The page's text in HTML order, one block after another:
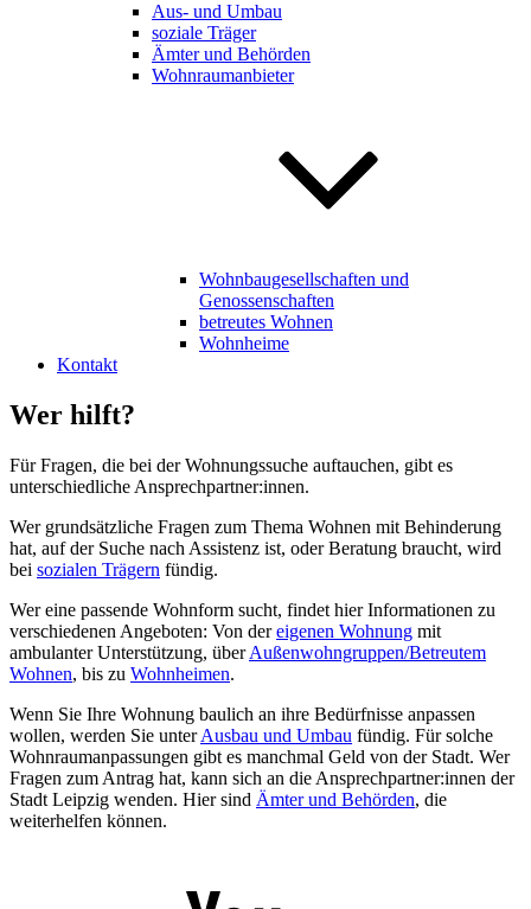
Aus- und Umbau
soziale Träger
Ämter und Behörden
Wohnraumanbieter
Wohnbaugesellschaften und
Genossenschaften
betreutes Wohnen
Wohnheime
Kontakt
Wer hilft?
Für Fragen, die bei der Wohnungssuche auftauchen, gibt es
unterschiedliche Ansprechpartner:innen.
Wer grundsätzliche Fragen zum Thema Wohnen mit Behinderung
hat, auf der Suche nach Assistenz ist, oder Beratung braucht, wird
bei sozialen Trägern fündig.
Wer eine passende Wohnform sucht, findet hier Informationen zu
verschiedenen Angeboten: Von dereigenen Wohnung mit
ambulanter Unterstützung, überAußenwohngruppen/Betreutem
Wohnen, bis zu Wohnheimen.
Wenn Sie Ihre Wohnung baulich an ihre Bedürfnisse anpassen
wollen, werden Sie unterAusbau und Umbau fündig. Für solche
Wohnraumanpassungen gibt es manchmal Geld von der Stadt. Wer
Fragen zum Antrag hat, kann sich an die Ansprechpartner:innen der
Stadt Leipzig wenden. Hier sind Ämter und Behörden, die
weiterhelfen können.